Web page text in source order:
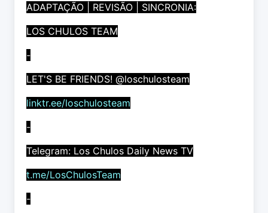
ADAPTAÇÃO | REVISÃO | SINCRONIA:
LOS CHULOS TEAM
-
LET'S BE FRIENDS! @loschulosteam
linktr.ee/loschulosteam
-
Telegram: Los Chulos Daily News TV
t.me/LosChulosTeam
-